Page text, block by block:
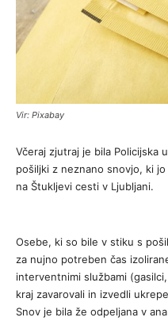
Vir: Pixabay
Včeraj zjutraj je bila Policijska
pošiljki z neznano snovjo, ki
na Štukljevi cesti v Ljubljani.
Osebe, ki so bile v stiku s
za nujno potreben čas
interventnimi službami
kraj zavarovali in izvedli
Snov je bila že odpeljana v